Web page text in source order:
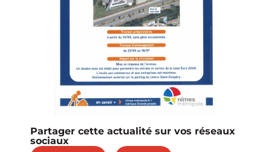
Partager cette actualité sur vos réseaux
sociaux